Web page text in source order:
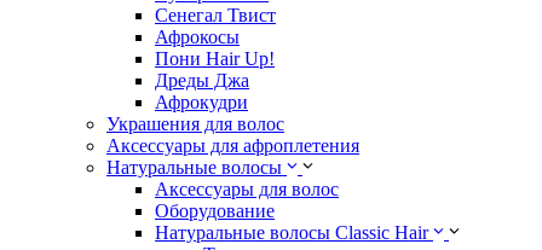
Сенегал Твист
Афрокосы
Пони Hair Up!
Дреды Джа
Афрокудри
Украшения для волос
Аксессуары для афроплетения
Натуральные волосы
Аксессуары для волос
Оборудование
Натуральные волосы Classic Hair